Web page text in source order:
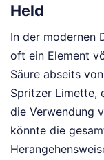
Held
In der modernen
oft ein Element
Säure abseits
Spritzer Limette,
die Verwendung
könnte die